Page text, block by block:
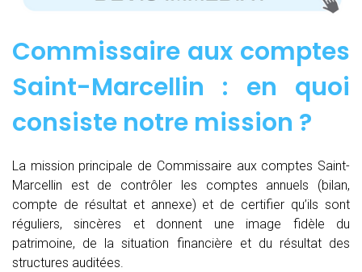
Commissaire aux comptes
Saint-Marcellin : en quoi
consiste notre mission ?
La mission principale de Commissaire aux comptes Saint-
Marcellin est de contrôler les comptes annuels (bilan,
compte de résultat et annexe) et de certifier qu’ils sont
réguliers, sincères et donnent une image fidèle du
patrimoine, de la situation financière et du résultat des
structures auditées.